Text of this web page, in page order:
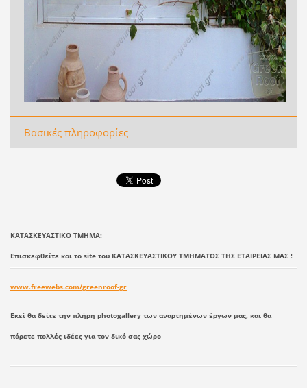
Βασικές πληροφορίες
ΚΑΤΑΣΚΕΥΑΣΤΙΚΟ ΤΜΗΜΑ:
Επισκεφθείτε και το site του ΚΑΤΑΣΚΕΥΑΣΤΙΚΟΥ ΤΜΗΜΑΤΟΣ ΤΗΣ ΕΤΑΙΡΕΙΑΣ ΜΑΣ !
www.freewebs.com/greenroof-gr
Εκεί θα δείτε την πλήρη photogallery των αναρτημένων έργων μας, και θα
πάρετε πολλές ιδέες για τον δικό σας χώρο